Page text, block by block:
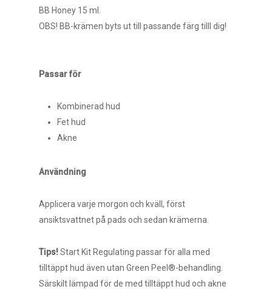
BB Honey 15 ml.
OBS! BB-krämen byts ut till passande färg tilll dig!
Passar för
Kombinerad hud
Fet hud
Akne
Användning
Applicera varje morgon och kväll, först
ansiktsvattnet på pads och sedan krämerna.
Tips!Start Kit Regulating passar för alla med
tilltäppt hud även utan Green Peel®-behandling.
Särskilt lämpad för de med tilltäppt hud och akne